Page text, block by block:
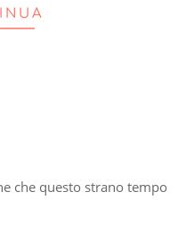
che questo strano tempo